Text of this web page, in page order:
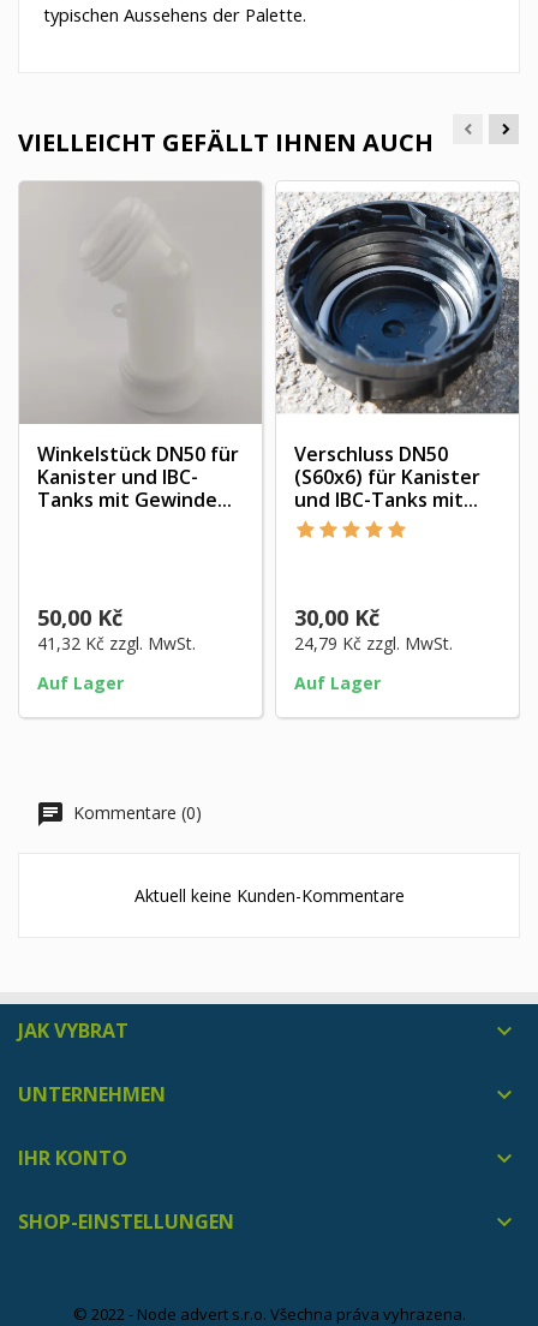
typischen Aussehens der Palette.
VIELLEICHT GEFÄLLT IHNEN AUCH
Winkelstück DN50 für
Kanister und IBC-
Tanks mit Gewinde...
50,00 Kč
41,32 Kč zzgl. MwSt.
Auf Lager
Verschluss DN50
(S60x6) für Kanister
und IBC-Tanks mit...
30,00 Kč
24,79 Kč zzgl. MwSt.
Auf Lager
Kommentare (0)
Aktuell keine Kunden-Kommentare
JAK VYBRAT 
UNTERNEHMEN 
IHR KONTO 
SHOP-EINSTELLUNGEN 
© 2022 - Node advert s.r.o. Všechna práva vyhrazena.